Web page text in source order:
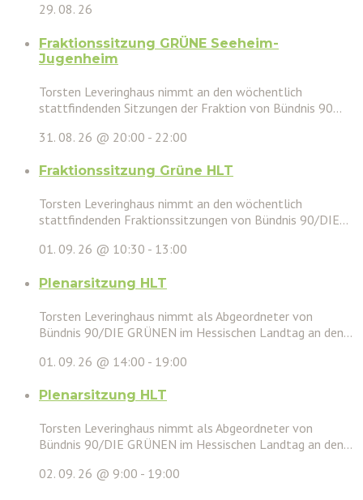
29. 08. 26
Fraktionssitzung GRÜNE Seeheim-
Jugenheim
Torsten Leveringhaus nimmt an den wöchentlich
stattfindenden Sitzungen der Fraktion von Bündnis 90...
31. 08. 26 @ 20:00 - 22:00
Fraktionssitzung Grüne HLT
Torsten Leveringhaus nimmt an den wöchentlich
stattfindenden Fraktionssitzungen von Bündnis 90/DIE...
01. 09. 26 @ 10:30 - 13:00
Plenarsitzung HLT
Torsten Leveringhaus nimmt als Abgeordneter von
Bündnis 90/DIE GRÜNEN im Hessischen Landtag an den...
01. 09. 26 @ 14:00 - 19:00
Plenarsitzung HLT
Torsten Leveringhaus nimmt als Abgeordneter von
Bündnis 90/DIE GRÜNEN im Hessischen Landtag an den...
02. 09. 26 @ 9:00 - 19:00